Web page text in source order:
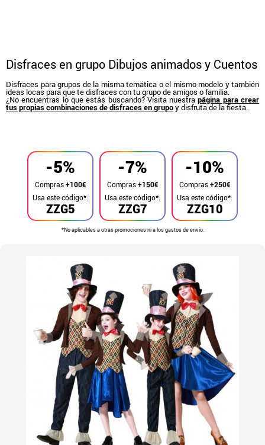
Disfraces en grupo Dibujos animados y Cuentos
Disfraces para grupos de la misma temática o el mismo modelo y también
ideas locas para que te disfraces con tu grupo de amigos o familia.
¿No encuentras lo que estás buscando? Visita nuestrapágina para crear
tus propias combinaciones de disfraces en grupoy disfruta de la fiesta.
-5%
Compras+100€
ZZG5
Usa este código*:
-7%
Compras+150€
ZZG7
Usa este código*:
-10%
Compras+250€
ZZG10
Usa este código*:
*No aplicables a otras promociones ni a los gastos de envío.